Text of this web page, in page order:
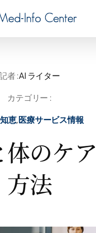
者 :AI ライター
カテゴリー :
恵,医療サービス情報
のケア
方法